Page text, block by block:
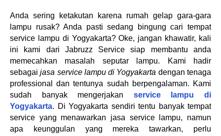
Anda sering ketakutan karena rumah gelap gara-gara
lampu rusak? Anda pasti sedang bingung cari tempat
service lampu di Yogyakarta? Oke, jangan khawatir, kali
ini kami dari Jabruzz Service siap membantu anda
memecahkan masalah seputar lampu. Kami hadir
sebagaijasa service lampu di Yogyakarta dengan tenaga
professional dan tentunya sudah berpengalaman. Kami
sudah banyak mengerjakan service lampu di
Yogyakarta. Di Yogyakarta sendiri tentu banyak tempat
service yang menawarkan jasa service lampu, namun
apa keunggulan yang mereka tawarkan, perlu